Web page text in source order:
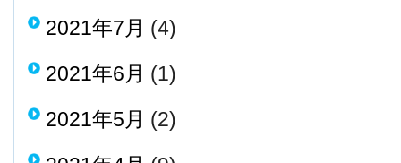
2021年7月 (4)
2021年6月 (1)
2021年5月 (2)